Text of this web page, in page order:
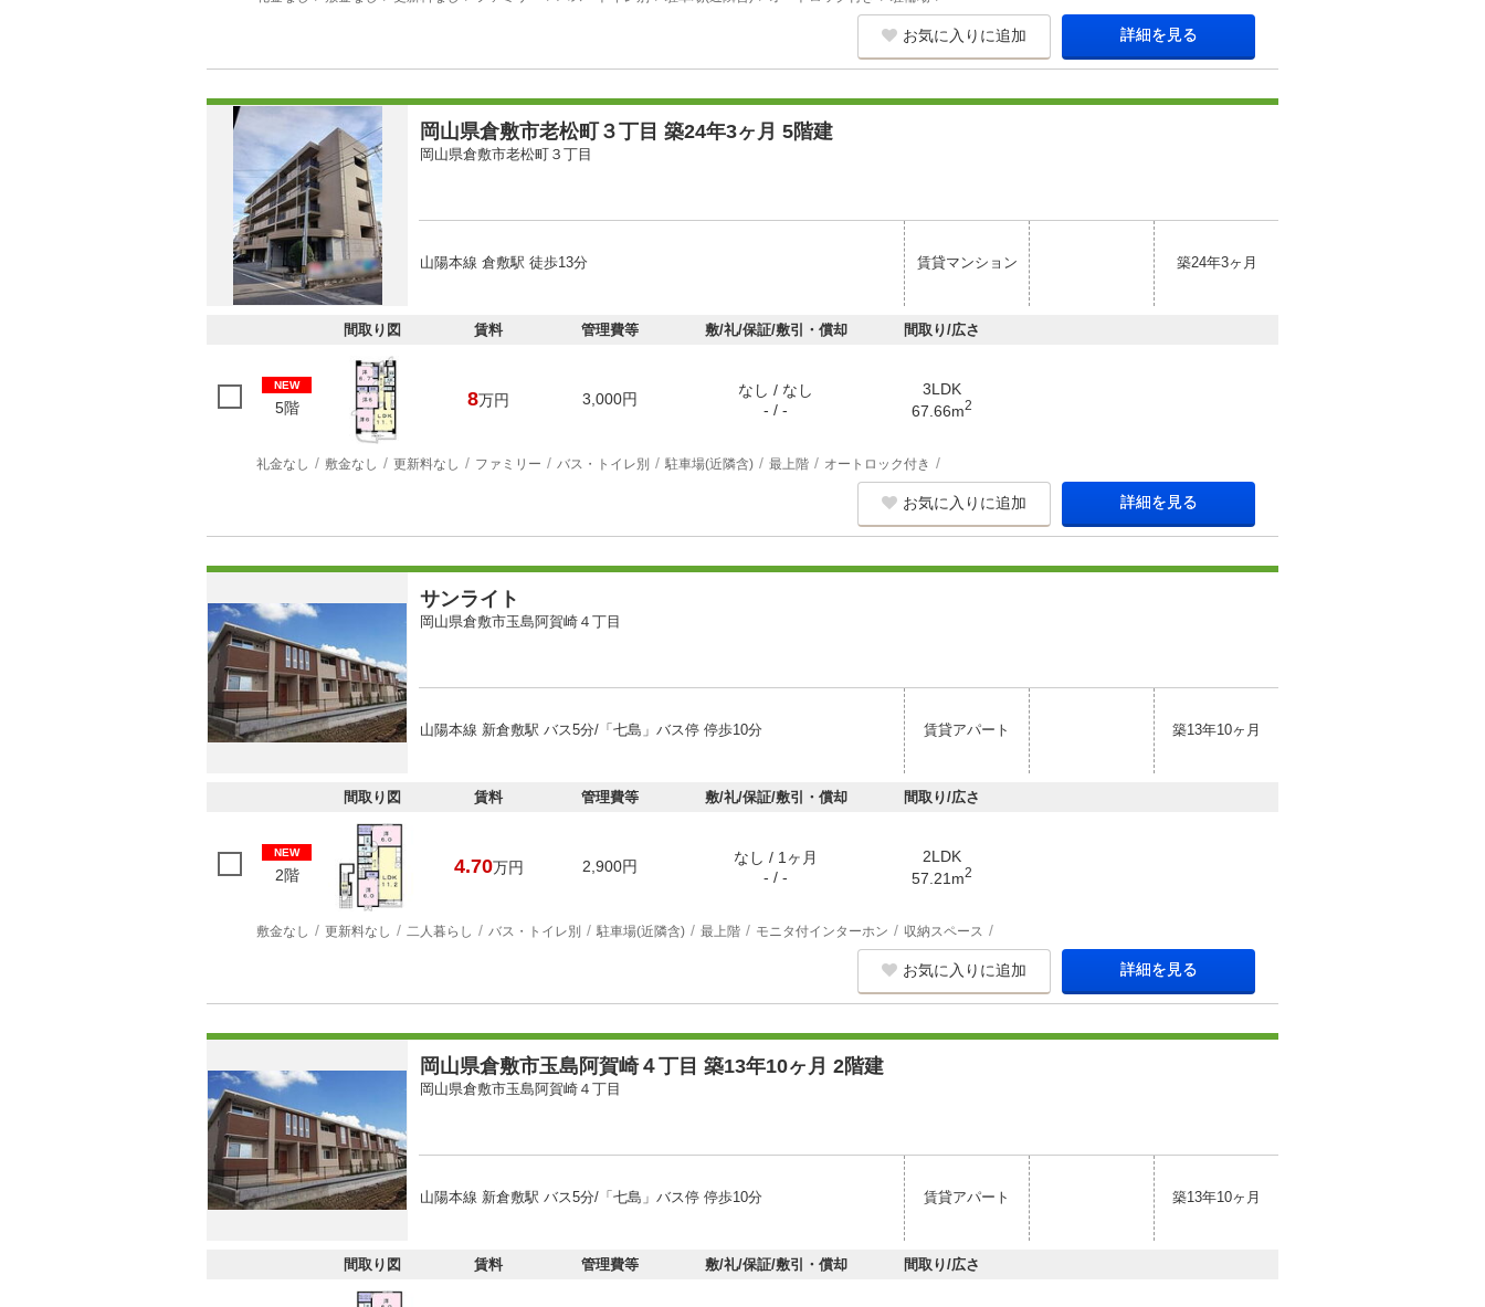
お気に入りに追加 詳細を見る
岡山県倉敷市老松町３丁目 築24年3ヶ月 5階建
岡山県倉敷市老松町３丁目
山陽本線 倉敷駅 徒歩13分 賃貸マンション 築24年3ヶ月
間取り図 賃料 管理費等 敷/礼/保証/敷引・償却 間取り/広さ
NEW
5階 8万円 3,000円
なし / なし
- / -
3LDK
67.66m2
礼金なし 敷金なし 更新料なし ファミリー バス・トイレ別 駐車場(近隣含) 最上階 オートロック付き
お気に入りに追加 詳細を見る
サンライト
岡山県倉敷市玉島阿賀崎４丁目
山陽本線 新倉敷駅 バス5分/「七島」バス停 停歩10分 賃貸アパート 築13年10ヶ月
間取り図 賃料 管理費等 敷/礼/保証/敷引・償却 間取り/広さ
NEW
2階 4.70万円 2,900円
なし / 1ヶ月
- / -
2LDK
57.21m2
敷金なし 更新料なし 二人暮らし バス・トイレ別 駐車場(近隣含) 最上階 モニタ付インターホン 収納スペース
お気に入りに追加 詳細を見る
岡山県倉敷市玉島阿賀崎４丁目 築13年10ヶ月 2階建
岡山県倉敷市玉島阿賀崎４丁目
山陽本線 新倉敷駅 バス5分/「七島」バス停 停歩10分 賃貸アパート 築13年10ヶ月
間取り図 賃料 管理費等 敷/礼/保証/敷引・償却 間取り/広さ